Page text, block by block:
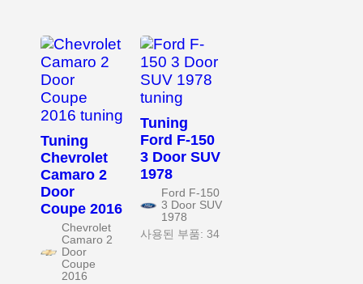
Tuning
Chevrolet
Camaro 2
Door
Coupe 2016
Chevrolet
Camaro 2
Door
Coupe
2016
Tuning
Ford F-150
3 Door SUV
1978
Ford F-150
3 Door SUV
1978
사용된 부품: 34